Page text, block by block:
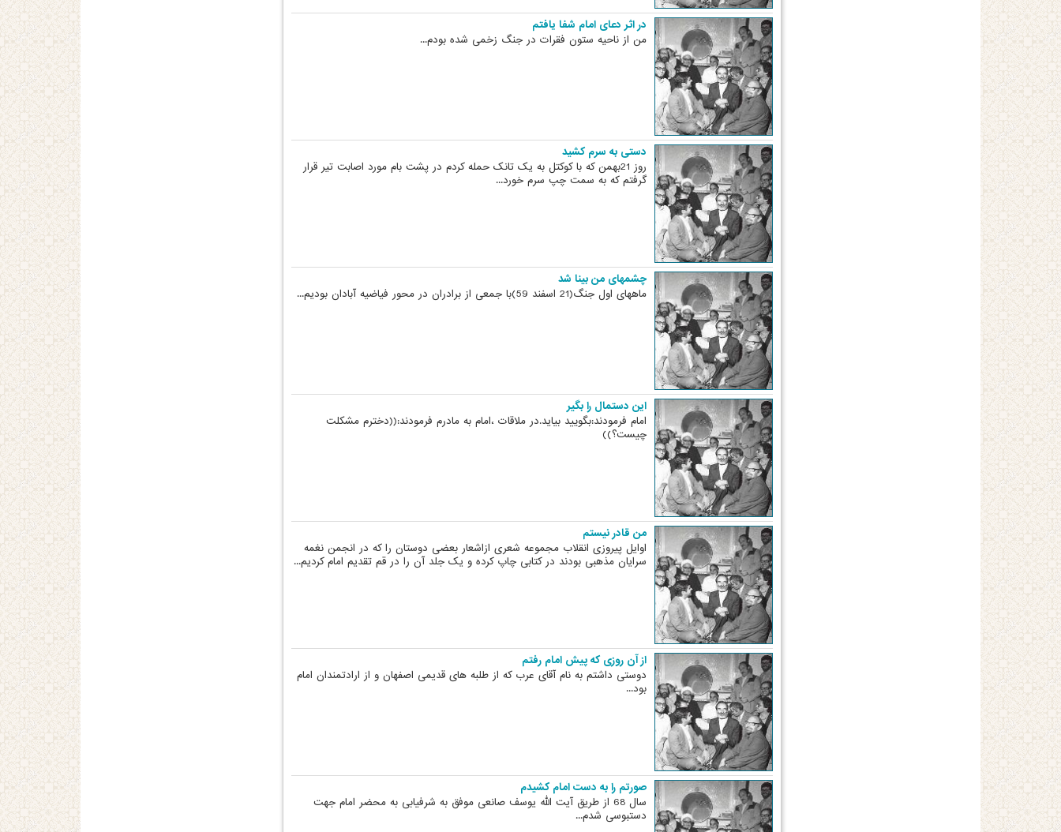
در اثر دعای امام شفا یافتم
من از ناحیه ستون فقرات در جنگ زخمی شده بودم...
دستی به سرم کشید
روز 21بهمن که با کوکتل به یک تانک حمله کردم در پشت بام مورد اصابت تیر قرار
گرفتم که به سمت چپ سرم خورد...
چشمهای من بینا شد
ماههای اول جنگ(21 اسفند 59)با جمعی از برادران در محور فیاضیه آبادان بودیم...
این دستمال را بگیر
امام فرمودند:بگویید بیاید.در ملاقات ،امام به مادرم فرمودند:((دخترم مشکلت
چیست؟))
من قادر نیستم
اوایل پیروزی انقلاب مجموعه شعری ازاشعار بعضی دوستان را که در انجمن نغمه
سرایان مذهبی بودند در کتابی چاپ کرده و یک جلد آن را در قم تقدیم امام کردیم...
از آن روزی که پیش امام رفتم
دوستی داشتم به نام آقای عرب که از طلبه های قدیمی اصفهان و از ارادتمندان امام
بود...
صورتم را به دست امام کشیدم
سال 68 از طریق آیت الله یوسف صانعی موفق به شرفیابی به محضر امام جهت
دستبوسی شدم...